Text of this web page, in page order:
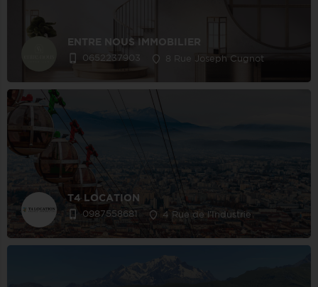
ENTRE NOUS IMMOBILIER
0652237903 8 Rue Joseph Cugnot
T4 LOCATION
0987558681 4 Rue de l'Industrie